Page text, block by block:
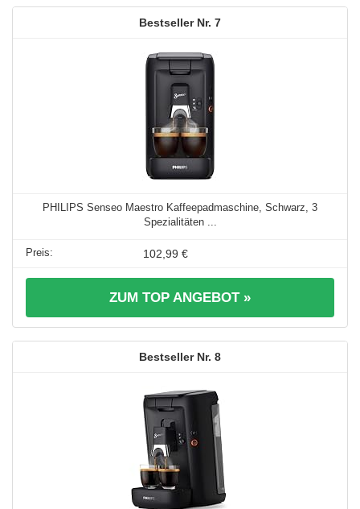
7
PHILIPS Senseo Maestro Kaffeepadmaschine, Schwarz, 3
Spezialitäten ...
102,99 €
ZUM TOP ANGEBOT »
8